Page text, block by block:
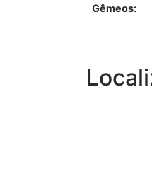
Gêmeos: